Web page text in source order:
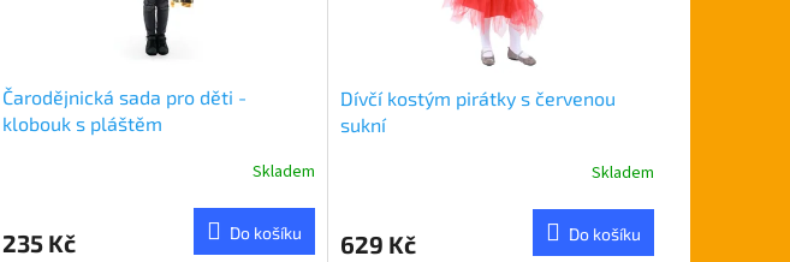
Čarodějnická sada pro děti -
klobouk s pláštěm
Skladem
235 Kč Do košíku
Dívčí kostým pirátky s červenou
sukní
Skladem
629 Kč Do košíku